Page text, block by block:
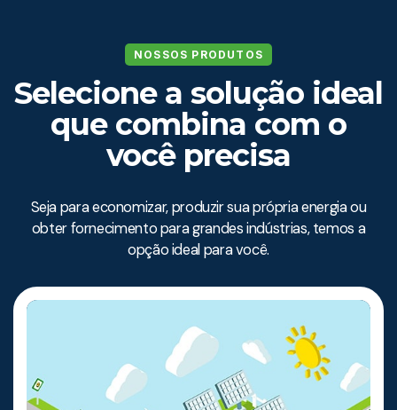
NOSSOS PRODUTOS
Selecione a solução ideal
que combina com o
você precisa
Seja para economizar, produzir sua própria energia ou
obter fornecimento para grandes indústrias, temos a
opção ideal para você.